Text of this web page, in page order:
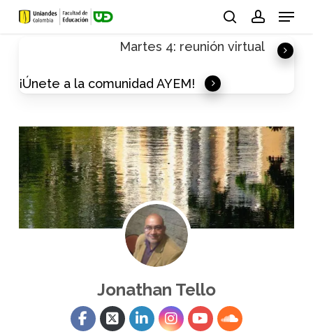
Skip
Menu
Martes 4: reunión virtual
¡Únete a la comunidad AYEM!
Jonathan Tello